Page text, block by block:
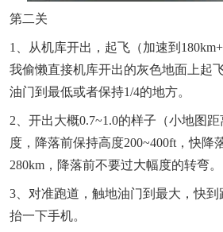
第二关
1、从机库开出，起飞（加速到
我偷懒直接机库开出的灰色地面上起
油门到最低或者保持1/4的地方。
2、开出大概0.7~1.0的样子（小地图
度，降落前保持高度200~400ft，快降
280km，降落前不要过大幅度的转弯。
3、对准跑道，触地油门到最大，快
抬一下手机。